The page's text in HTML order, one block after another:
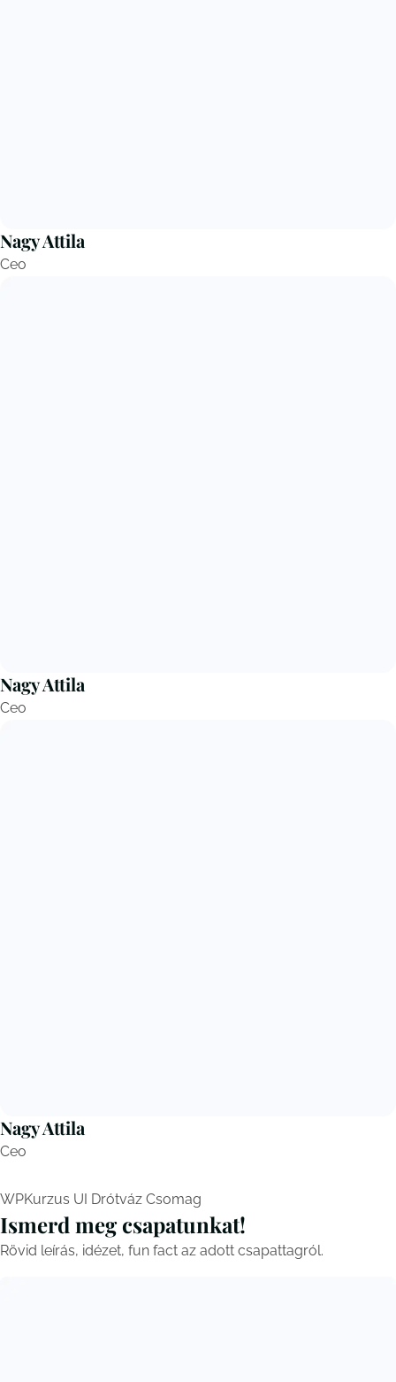
Nagy Attila
Ceo
Nagy Attila
Ceo
Nagy Attila
Ceo
WPKurzus UI Drótváz Csomag
Ismerd meg csapatunkat!
Rövid leírás, idézet, fun fact az adott csapattagról.